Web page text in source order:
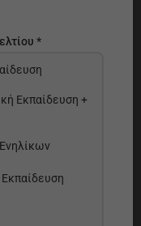
*
Εκπαίδευση +